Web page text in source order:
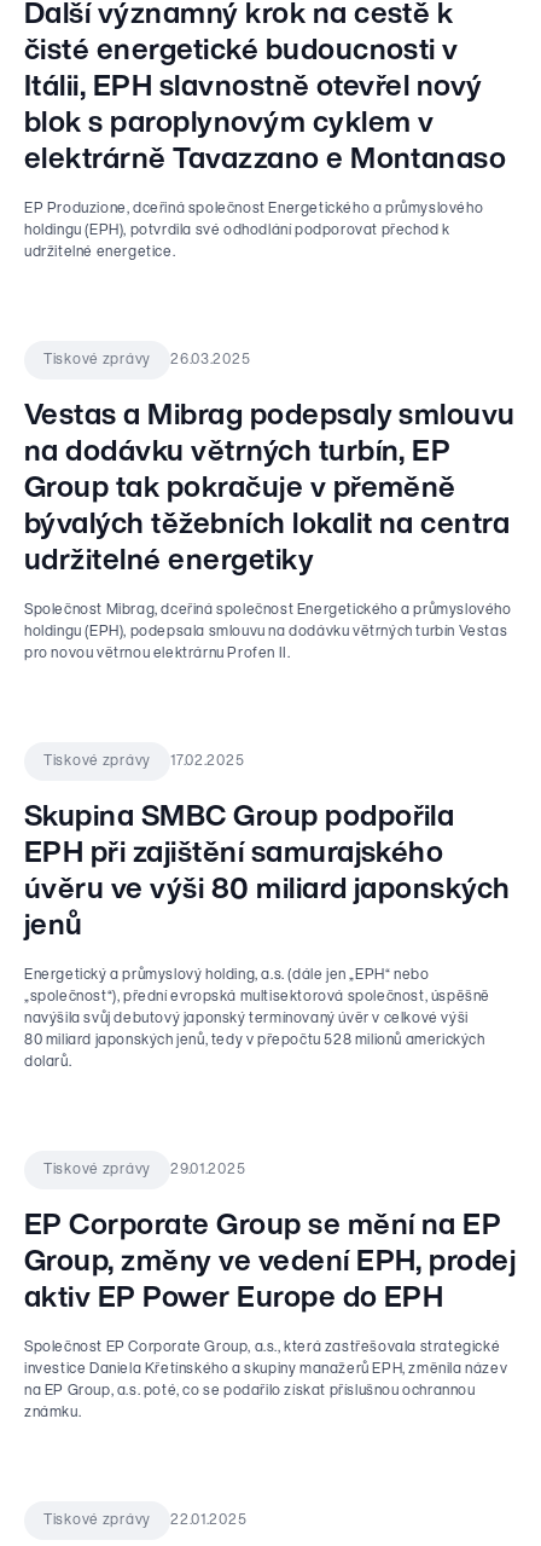
Další významný krok na cestě k
čisté energetické budoucnosti v
Itálii, EPH slavnostně otevřel nový
blok s paroplynovým cyklem v
elektrárně Tavazzano e Montanaso
EP Produzione, dceřiná společnost Energetického a průmyslového
holdingu (EPH), potvrdila své odhodlání podporovat přechod k
udržitelné energetice.
Tiskové zprávy 26.03.2025
Vestas a Mibrag podepsaly smlouvu
na dodávku větrných turbín, EP
Group tak pokračuje v přeměně
bývalých těžebních lokalit na centra
udržitelné energetiky
Společnost Mibrag, dceřiná společnost Energetického a průmyslového
holdingu (EPH), podepsala smlouvu na dodávku větrných turbín Vestas
pro novou větrnou elektrárnu Profen II.
Tiskové zprávy 17.02.2025
Skupina SMBC Group podpořila
EPH při zajištění samurajského
úvěru ve výši 80 miliard japonských
jenů
Energetický a průmyslový holding, a.s. (dále jen „EPH“ nebo
„společnost“), přední evropská multisektorová společnost, úspěšně
navýšila svůj debutový japonský termínovaný úvěr v celkové výši
80 miliard japonských jenů, tedy v přepočtu 528 milionů amerických
dolarů.
Tiskové zprávy 29.01.2025
EP Corporate Group se mění na EP
Group, změny ve vedení EPH, prodej
aktiv EP Power Europe do EPH
Společnost EP Corporate Group, a.s., která zastřešovala strategické
investice Daniela Křetínského a skupiny manažerů EPH, změnila název
na EP Group, a.s. poté, co se podařilo získat příslušnou ochrannou
známku.
Tiskové zprávy 22.01.2025